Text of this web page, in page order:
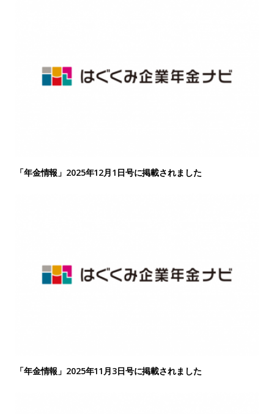
「年金情報」2025年12月1日号に掲載されました
「年金情報」2025年11月3日号に掲載されました